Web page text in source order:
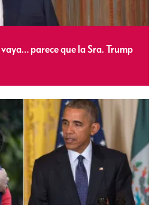
parece que la Sra. Trump